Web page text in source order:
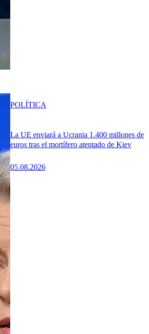
La UE enviará a Ucrania 1.400 millones de
euros tras el mortífero atentado de Kiev
05.08.2026
POLÍTICA